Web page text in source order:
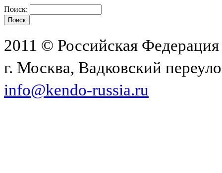
Поиск:
2011 © Российская
г. Москва, Вадковский
info@kendo-russia.ru